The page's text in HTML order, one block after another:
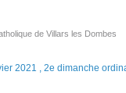
de Villars les Dombes